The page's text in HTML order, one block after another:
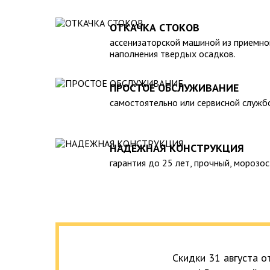
высокий средний срок службы;
удобство монтажа.
К недостаткам пластикового септика для дачи
профилактическое обслуживание (требуется
ассенизаторской машины), а также недостаточная
постоянного проживания. Поэтому установку его
ОТКАЧКА СТОКОВ
ассенизаторской машиной из
наполнения твердых осадков.
ПРОСТОЕ ОБСЛУЖИВАНИЕ
самостоятельно или сервисной
НАДЕЖНАЯ КОНСТРУКЦИЯ
гарантия до 25 лет, прочный,
Скидки 31 августа